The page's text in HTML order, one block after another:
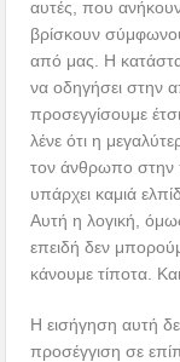
αυτές, που
βρίσκουν
από μας. Η
να οδηγήσει στην
προσεγγίσουμε
λένε ότι η
τον άνθρωπο στην
υπάρχει καμιά
Αυτή η λογική,
επειδή δεν
κάνουμε τίποτα.
Η εισήγηση αυτή
προσέγγιση σε